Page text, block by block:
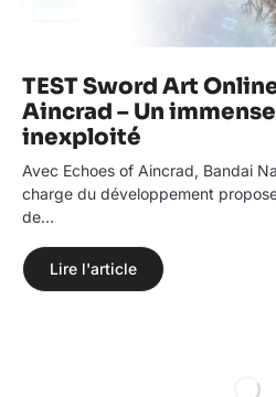
TEST Sword Art
Aincrad – Un
inexploité
Avec Echoes of Aincrad, Bandai
charge du développement
de…
Lire l'article